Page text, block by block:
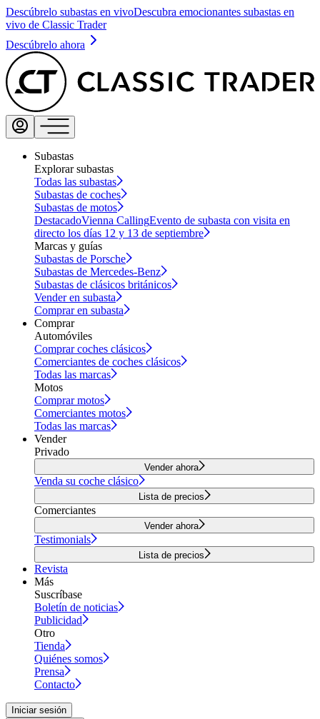
Descúbrelo subastas en vivoDescubra emocionantes subastas en
vivo de Classic Trader
Descúbrelo ahora
Subastas
Explorar subastas
Todas las subastas
Subastas de coches
Subastas de motos
DestacadoVienna CallingEvento de subasta con visita en
directo los días 12 y 13 de septiembre
Marcas y guías
Subastas de Porsche
Subastas de Mercedes-Benz
Subastas de clásicos británicos
Vender en subasta
Comprar en subasta
Comprar
Automóviles
Comprar coches clásicos
Comerciantes de coches clásicos
Todas las marcas
Motos
Comprar motos
Comerciantes motos
Todas las marcas
Vender
Privado
Vender ahora
Venda su coche clásico
Lista de precios
Comerciantes
Vender ahora
Testimonials
Lista de precios
Revista
Más
Suscríbase
Boletín de noticias
Publicidad
Otro
Tienda
Quiénes somos
Prensa
Contacto
Iniciar sesión